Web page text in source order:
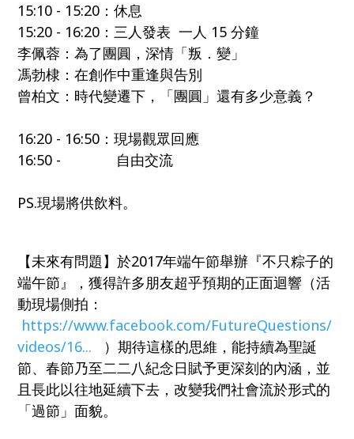
15:10 - 15:20：休息
15:20 - 16:20：三人發表 一人 15 分鐘
李佩蓉：為了團圓，深情「叛．變」
馮勃棣：在創作中重逢與告別
曾柏文：時代變遷下，「團圓」還有多少意義？
16:20 - 16:50：現場觀眾回應
16:50 - 自由交流
PS.現場將供飲料。
【未來有問題】於2017年端午節舉辦『不只粽子的
端午節』，獲得許多朋友超乎預期的正面迴響（活
動現場側拍：
https://www.facebook.com/FutureQuestions/
videos/16... ）期待這樣的思維，能持續為聖誕
節、春節乃至二二八紀念日賦予更深刻的內涵，並
且長此以往地延續下去，改變我們社會流於形式的
「過節」面貌。